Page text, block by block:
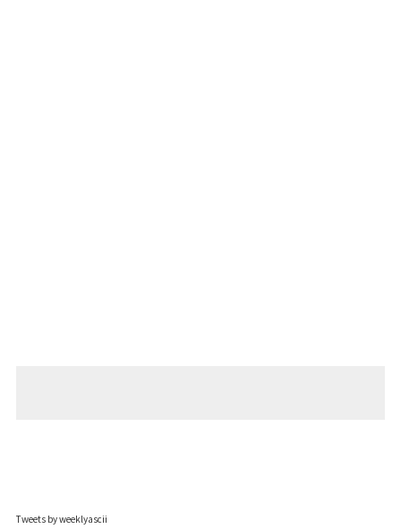
Tweets by weeklyascii